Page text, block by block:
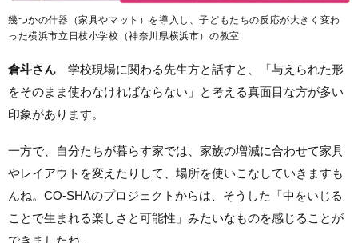
幾つかの什器（家具やマット）を導入し、子どもたちの反応が大きく変わ
った横浜市立日枝小学校（神奈川県横浜市）の教室
倉斗さん 学校現場に関わる先生方と話すと、「与えられた形
をそのまま使わなければならない」と考える真面目な方が多い
印象があります。
一方で、自分たちが暮らす家では、家族の増減に合わせて家具
やレイアウトを変えたりして、場所を使いこなしていきますも
んね。CO-SHAのプロジェクトからは、そうした「中をいじる
ことで生まれる楽しさと可能性」みたいなものを感じることが
できましたね。